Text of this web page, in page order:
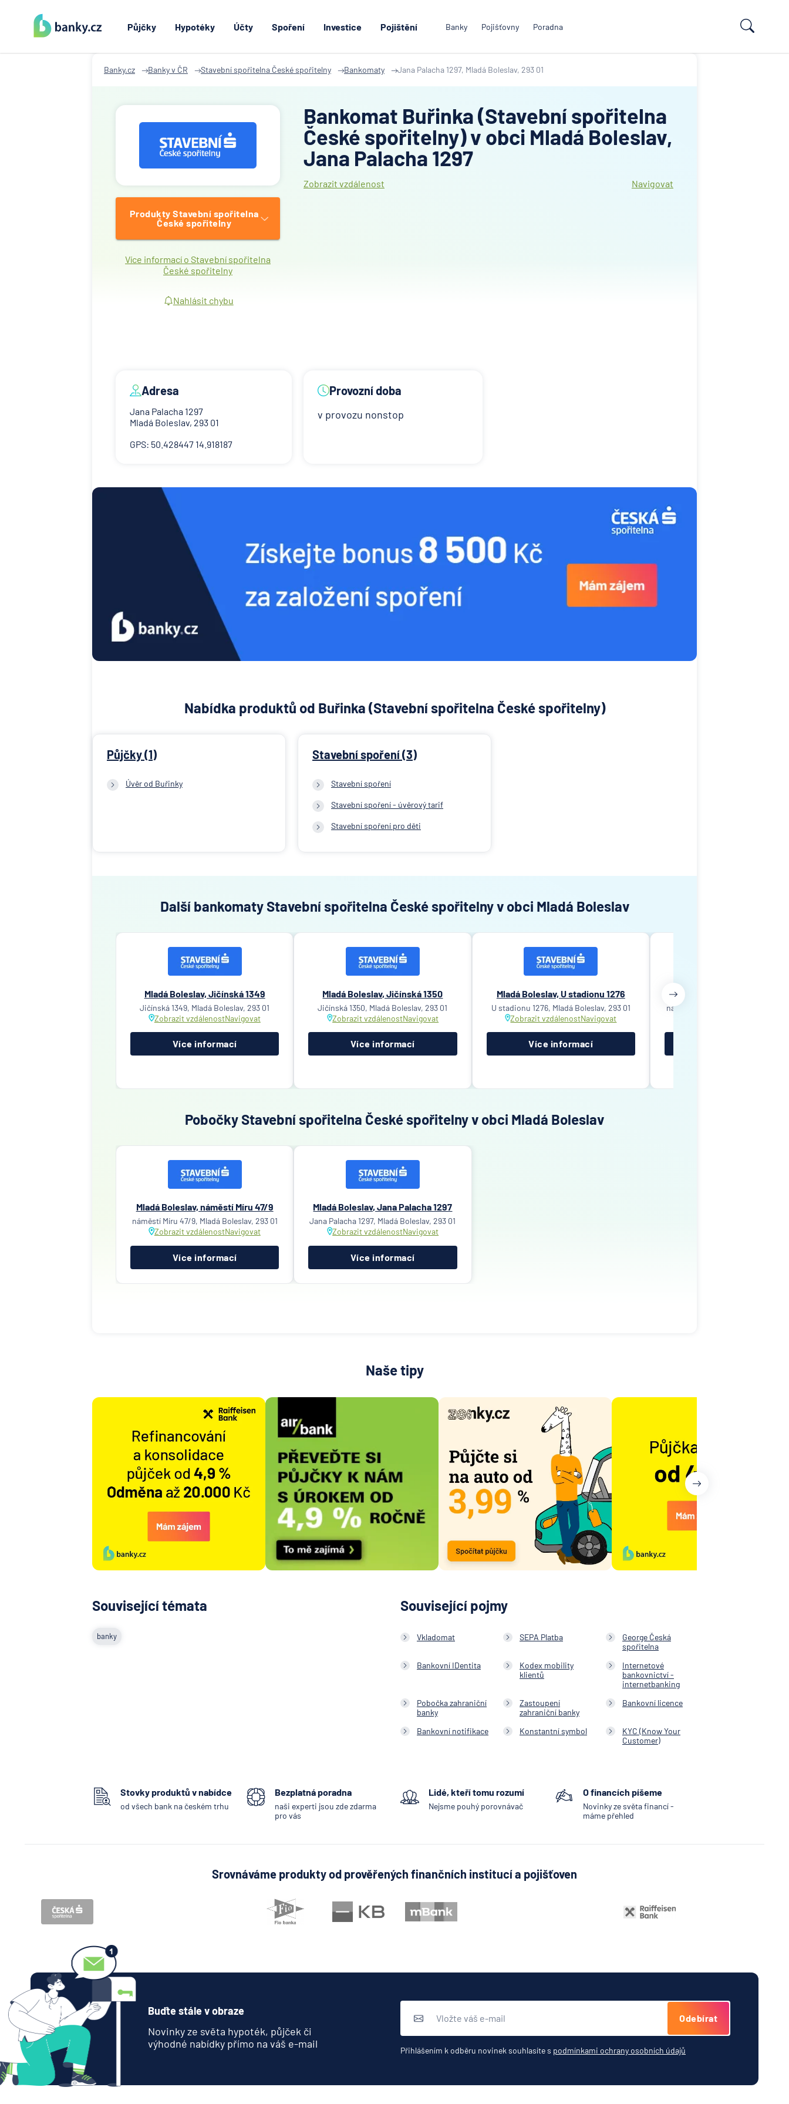
Půjčky Hypotéky Účty Spoření Investice Pojištění Banky Pojišťovny Poradna
Banky.cz Banky v ČR Stavební spořitelna České spořitelny Bankomaty Jana Palacha 1297, Mladá Boleslav, 293 01
Produkty Stavební spořitelna
České spořitelny
Více informací o Stavební spořitelna
České spořitelny
Nahlásit chybu
Bankomat Buřinka (Stavební spořitelna
České spořitelny) v obci Mladá Boleslav,
Jana Palacha 1297
Zobrazit vzdálenost Navigovat
Adresa
Jana Palacha 1297
Mladá Boleslav, 293 01
GPS: 50.428447 14.918187
Provozní doba
v provozu nonstop
Nabídka produktů od Buřinka (Stavební spořitelna České spořitelny)
Půjčky (1)
Úvěr od Buřinky
Stavební spoření (3)
Stavební spoření
Stavební spoření - úvěrový tarif
Stavební spoření pro děti
Další bankomaty Stavební spořitelna České spořitelny v obci Mladá Boleslav
Mladá Boleslav, Jičínská 1349
Jičínská 1349, Mladá Boleslav, 293 01
Zobrazit vzdálenostNavigovat
Více informací
Mladá Boleslav, Jičínská 1350
Jičínská 1350, Mladá Boleslav, 293 01
Zobrazit vzdálenostNavigovat
Více informací
Mladá Boleslav, U stadionu 1276
U stadionu 1276, Mladá Boleslav, 293 01
Zobrazit vzdálenostNavigovat
Více informací
Mladá Boleslav, náměstí
náměstí Míru 47/9, Mladá Boleslav,
Pobočky Stavební spořitelna České spořitelny v obci Mladá Boleslav
Mladá Boleslav, náměstí Míru 47/9
náměstí Míru 47/9, Mladá Boleslav, 293 01
Zobrazit vzdálenostNavigovat
Více informací
Mladá Boleslav, Jana Palacha 1297
Jana Palacha 1297, Mladá Boleslav, 293 01
Zobrazit vzdálenostNavigovat
Více informací
Naše tipy
Související témata
banky
Související pojmy
Vkladomat SEPA Platba
George Česká
spořitelna
Bankovní IDentita
Kodex mobility
klientů
Internetové
bankovnictví -
internetbanking
Pobočka zahraniční
banky
Zastoupení
zahraniční banky
Bankovní licence
Bankovní notifikace Konstantní symbol
KYC (Know Your
Customer)
Stovky produktů v nabídce
od všech bank na českém trhu
Bezplatná poradna
naši experti jsou zde zdarma
pro vás
Lidé, kteří tomu rozumí
Nejsme pouhý porovnávač
O financích píšeme
Novinky ze světa financí -
máme přehled
Srovnáváme produkty od prověřených finančních institucí a pojišťoven
Buďte stále v obraze
Novinky ze světa hypoték, půjček či
výhodné nabídky přímo na váš e-mail
Odebírat
Přihlášením k odběru novinek souhlasíte s podmínkami ochrany osobních údajů